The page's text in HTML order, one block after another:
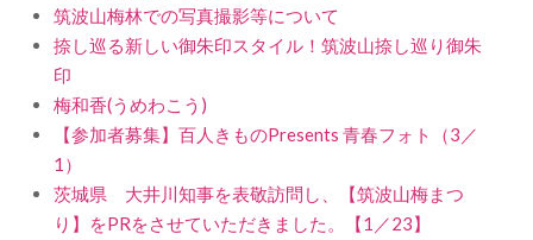
筑波山梅林での写真撮影等について
捺し巡る新しい御朱印スタイル！筑波山捺し巡り御朱
印
梅和香(うめわこう)
【参加者募集】百人きものPresents 青春フォト（3／
1）
茨城県 大井川知事を表敬訪問し、【筑波山梅まつ
り】をPRをさせていただきました。【1／23】